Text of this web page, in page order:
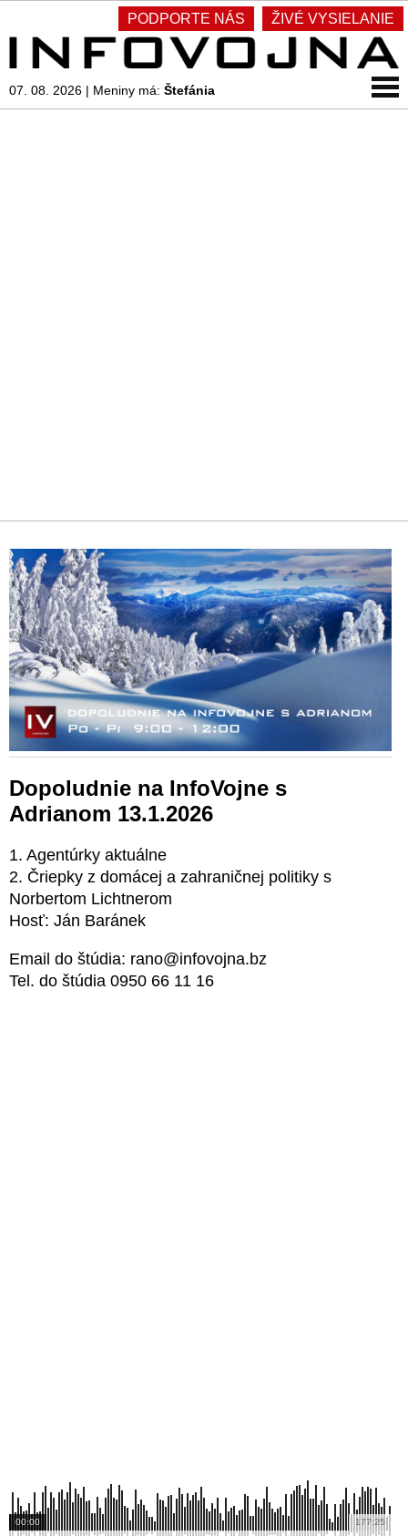
PODPORTE NÁS ŽIVÉ VYSIELANIE
07. 08. 2026 | Meniny má: Štefánia
Dopoludnie na InfoVojne s
Adrianom 13.1.2026
1. Agentúrky aktuálne
2. Čriepky z domácej a zahraničnej politiky s
Norbertom Lichtnerom
Hosť: Ján Baránek
Email do štúdia: rano@infovojna.bz
Tel. do štúdia 0950 66 11 16
177:25
00:00